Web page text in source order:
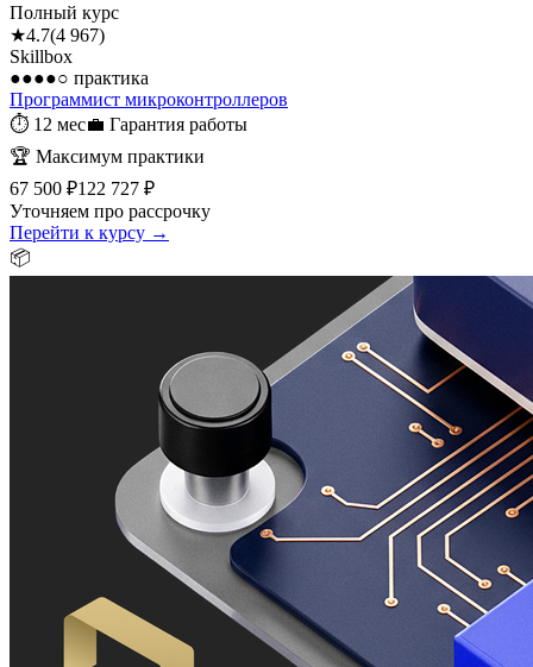
Полный курс
★4.7(4 967)
Skillbox
●●●●○ практика
Программист микроконтролле­ров
⏱ 12 мес💼 Гарантия работы
🏆 Максимум практики
67 500 ₽122 727 ₽
Уточняем про рассрочку
Перейти к курсу →
📦